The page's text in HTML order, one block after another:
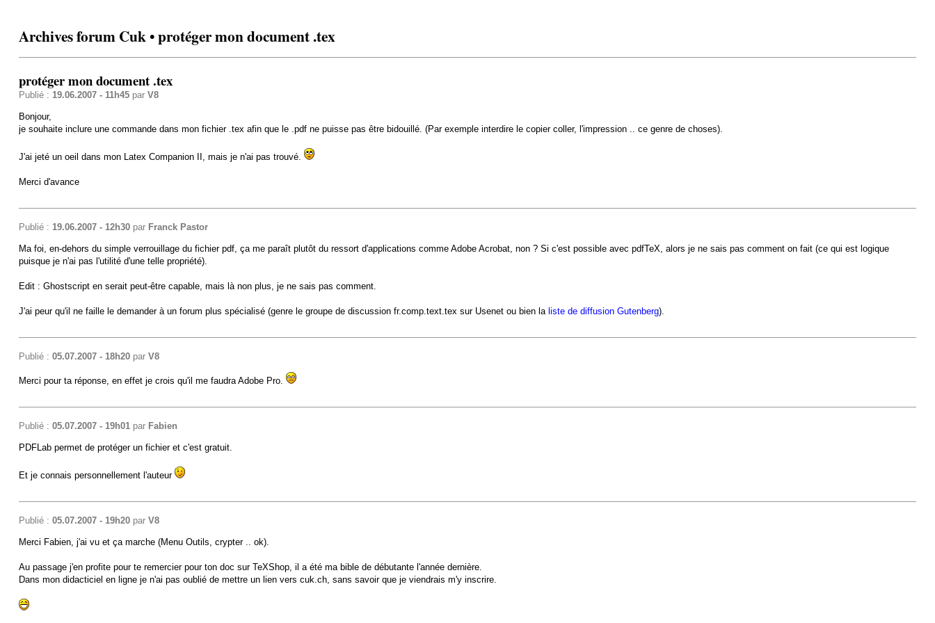
Archives forum Cuk • protéger mon document .tex
protéger mon document .tex
Publié : 19.06.2007 - 11h45par V8
Bonjour,
je souhaite inclure une commande dans mon fichier .tex afin que le .pdf ne puisse pas être bidouillé. (Par exemple interdire le copier coller, l'impression .. ce genre de choses).
J'ai jeté un oeil dans mon Latex Companion II, mais je n'ai pas trouvé.
Merci d'avance
Publié : 19.06.2007 - 12h30par Franck Pastor
Ma foi, en-dehors du simple verrouillage du fichier pdf, ça me paraît plutôt du ressort d'applications comme Adobe Acrobat, non ? Si c'est possible avec pdfTeX, alors je ne sais pas comment on fait (ce qui est logique
puisque je n'ai pas l'utilité d'une telle propriété).
Edit : Ghostscript en serait peut-être capable, mais là non plus, je ne sais pas comment.
J'ai peur qu'il ne faille le demander à un forum plus spécialisé (genre le groupe de discussion fr.comp.text.tex sur Usenet ou bien la liste de diffusion Gutenberg).
Publié : 05.07.2007 - 18h20par V8
Merci pour ta réponse, en effet je crois qu'il me faudra Adobe Pro.
Publié : 05.07.2007 - 19h01par Fabien
PDFLab permet de protéger un fichier et c'est gratuit.
Et je connais personnellement l'auteur
Publié : 05.07.2007 - 19h20par V8
Merci Fabien, j'ai vu et ça marche (Menu Outils, crypter .. ok).
Au passage j'en profite pour te remercier pour ton doc sur TeXShop, il a été ma bible de débutante l'année dernière.
Dans mon didacticiel en ligne je n'ai pas oublié de mettre un lien vers cuk.ch, sans savoir que je viendrais m'y inscrire.